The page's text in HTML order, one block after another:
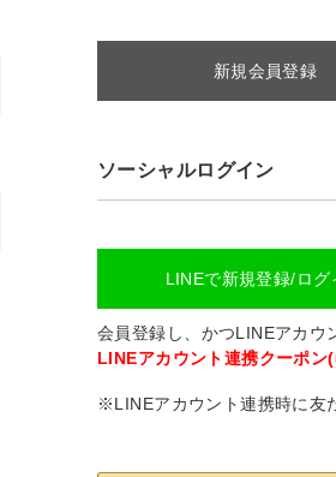
新規会員登録
ソーシャルログイン
LINEで新規登録/ログ
会員登録し、かつLINEアカウ
LINEアカウント連携クーポン
※LINEアカウント連携時に友